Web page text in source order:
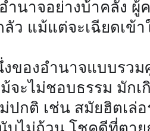
ำนาจอย่างบ้าคลั่ง ผู้
ว แม้แต่จะเฉียดเข้า
ของอำนาจแบบรวม
จะไม่ชอบธรรม มัก
ปกติ เช่น สมัยฮิตเล่อ